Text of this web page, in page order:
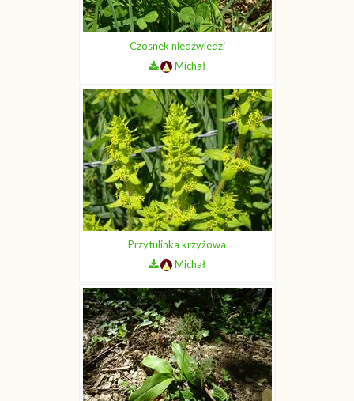
Czosnek niedźwiedzi
Michał
Przytulinka krzyżowa
Michał